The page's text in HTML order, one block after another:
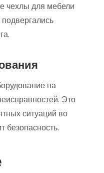
чехлы для мебели
на
Это
ситуаций во
безопасность.